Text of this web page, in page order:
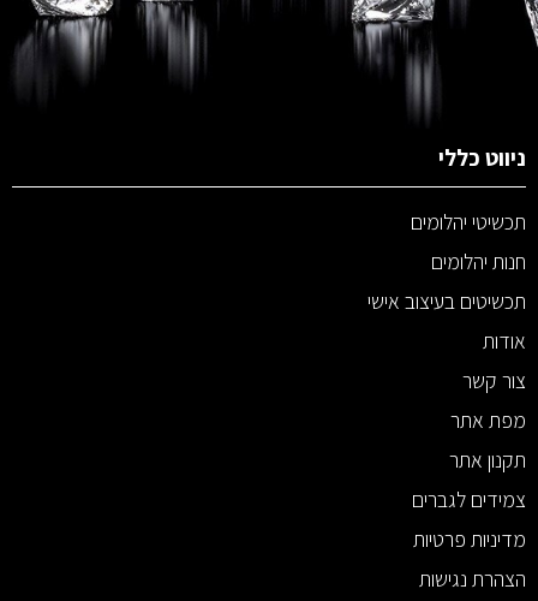
ניווט כללי
תכשיטי יהלומים
חנות יהלומים
תכשיטים בעיצוב אישי
אודות
צור קשר
מפת אתר
תקנון אתר
צמידים לגברים
מדיניות פרטיות
הצהרת נגישות